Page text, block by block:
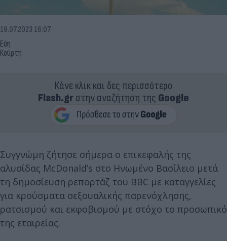
Εύη
Κούρτη
19.07.2023 16:07
Κάνε κλικ και δες περισσότερο
Flash.grστην αναζήτηση της Google
Συγγνώμη ζήτησε σήμερα ο επικεφαλής της
αλυσίδας McDonald’s στο Ηνωμένο Βασίλειο μετά
τη δημοσίευση ρεπορτάζ του BBC με καταγγελίες
για κρούσματα σεξουαλικής παρενόχλησης,
ρατσισμού και εκφοβισμού με στόχο το προσωπικό
της εταιρείας.